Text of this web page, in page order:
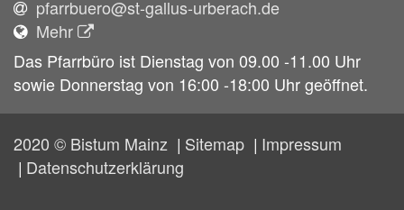
pfarrbuero@st-gallus-urberach.de
Mehr
Das Pfarrbüro ist Dienstag von 09.00 -11.00 Uhr
sowie Donnerstag von 16:00 -18:00 Uhr geöffnet.
2020 © Bistum Mainz Sitemap
Impressum
Datenschutzerklärung